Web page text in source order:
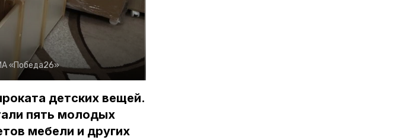
«Победа26»
детских вещей.
пять молодых
мебели и других